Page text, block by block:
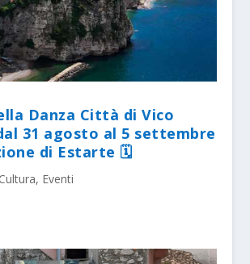
Danza Città di Vico
31 agosto al 5 settembre
di Estarte 🗓
Cultura, Eventi